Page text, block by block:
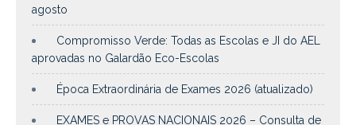
agosto
Compromisso Verde: Todas as Escolas e JI do AEL
aprovadas no Galardão Eco-Escolas
Época Extraordinária de Exames 2026 (atualizado)
EXAMES e PROVAS NACIONAIS 2026 – Consulta de